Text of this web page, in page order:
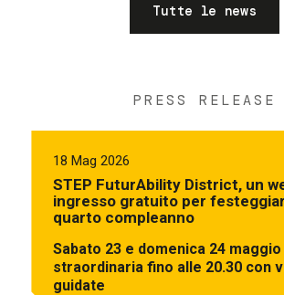
Tutte le news
PRESS RELEASE
18 Mag 2026
STEP FuturAbility District, un
ingresso gratuito per
quarto compleanno
Sabato 23 e domenica 24
straordinaria fino alle 20.30 con
guidate